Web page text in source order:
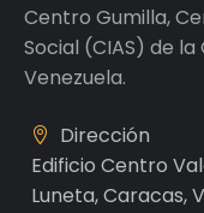
Centro Gumilla,
Social (CIAS) de
Venezuela.
Dirección
Edificio Centro
Luneta, Caracas,